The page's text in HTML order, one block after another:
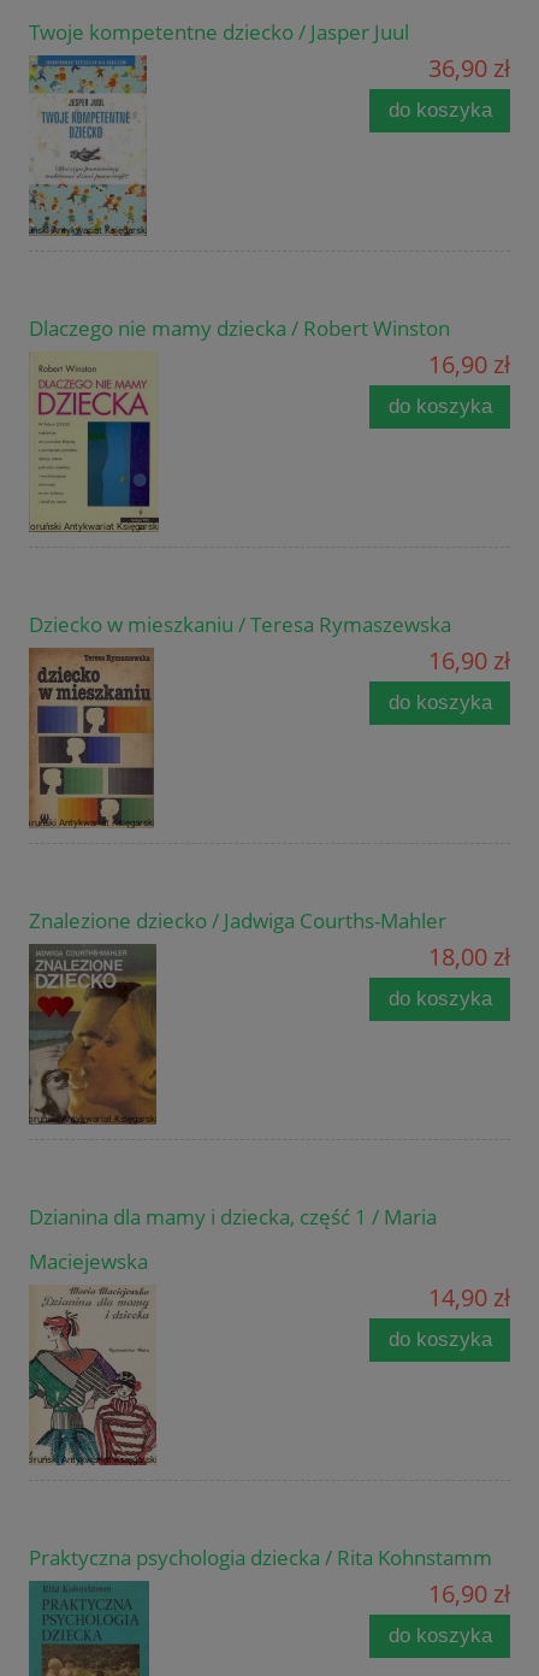
Twoje kompetentne dziecko / Jasper Juul
36,90 zł
do koszyka
Dlaczego nie mamy dziecka / Robert Winston
16,90 zł
do koszyka
Dziecko w mieszkaniu / Teresa Rymaszewska
16,90 zł
do koszyka
Znalezione dziecko / Jadwiga Courths-Mahler
18,00 zł
do koszyka
Dzianina dla mamy i dziecka, część 1 / Maria
Maciejewska
14,90 zł
do koszyka
Praktyczna psychologia dziecka / Rita Kohnstamm
16,90 zł
do koszyka